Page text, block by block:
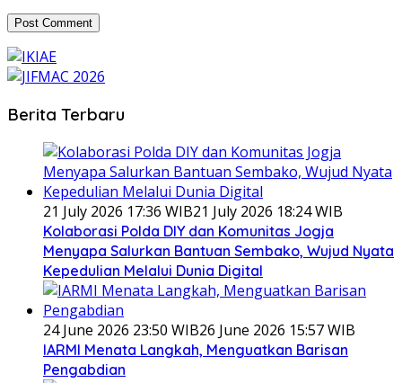
Berita Terbaru
21 July 2026 17:36 WIB21 July 2026 18:24 WIB
Kolaborasi Polda DIY dan Komunitas Jogja
Menyapa Salurkan Bantuan Sembako, Wujud Nyata
Kepedulian Melalui Dunia Digital
24 June 2026 23:50 WIB26 June 2026 15:57 WIB
IARMI Menata Langkah, Menguatkan Barisan
Pengabdian